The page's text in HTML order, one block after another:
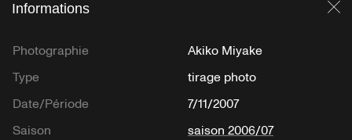
Informations
Photographie
Akiko Miyake
Type
tirage photo
Date/Période
7/11/2007
Saison
saison 2006/07